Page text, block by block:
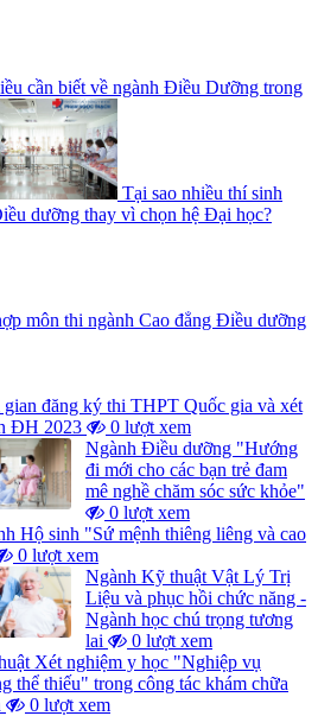
cần biết về ngành Điều Dưỡng trong
Tại sao nhiều thí sinh
dưỡng thay vì chọn hệ Đại học?
môn thi ngành Cao đẳng Điều dưỡng
đăng ký thi THPT Quốc gia và xét
ĐH 2023
0 lượt xem
Ngành Điều dưỡng "Hướng
đi mới cho các bạn trẻ đam
mê nghề chăm sóc sức khỏe"
0 lượt xem
Hộ sinh "Sứ mệnh thiêng liêng và cao
0 lượt xem
Ngành Kỹ thuật Vật Lý Trị
Liệu và phục hồi chức năng -
Ngành học chú trọng tương
lai
0 lượt xem
Xét nghiệm y học "Nghiệp vụ
thể thiếu" trong công tác khám chữa
0 lượt xem